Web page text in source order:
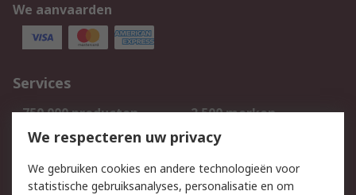
We aanvaarden
Services
750.000 producten
2.500 merken
Bestellen
Inkoopoplossingen
Track & Trace
We respecteren uw privacy
We gebruiken cookies en andere technologieën voor
statistische gebruiksanalyses, personalisatie en om